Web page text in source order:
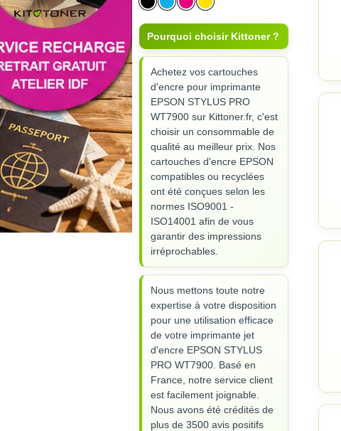
Pourquoi choisir Kittoner ?
Achetez vos cartouches
d'encre pour imprimante
EPSON STYLUS PRO
WT7900 sur Kittoner.fr, c'est
choisir un consommable de
qualité au meilleur prix. Nos
cartouches d'encre EPSON
compatibles ou recyclées
ont été conçues selon les
normes ISO9001 -
ISO14001 afin de vous
garantir des impressions
irréprochables.
Nous mettons toute notre
expertise à votre disposition
pour une utilisation efficace
de votre imprimante jet
d'encre EPSON STYLUS
PRO WT7900. Basé en
France, notre service client
est facilement joignable.
Nous avons été crédités de
plus de 3500 avis positifs